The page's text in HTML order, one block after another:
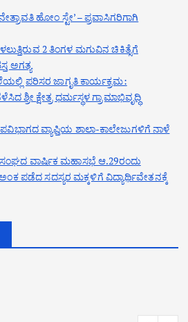
ಹೋಂ ಸ್ಟೇ’ – ಪ್ರವಾಸಿಗರಿಗಾಗಿ
2 ತಿಂಗಳ ಮಗುವಿನ ಚಿಕಿತ್ಸೆಗೆ
ಅಗತ್ಯ
ಪರಿಸರ ಜಾಗೃತಿ ಕಾರ್ಯಕ್ರಮ:
ಶ್ರೀ ಕ್ಷೇತ್ರ ಧರ್ಮಸ್ಥಳ ಗ್ರಾಮಾಭಿವೃದ್ಧಿ
ವ್ಯಾಪ್ತಿಯ ಶಾಲಾ-ಕಾಲೇಜುಗಳಿಗೆ ನಾಳೆ
ವಾರ್ಷಿಕ ಮಹಾಸಭೆ ಆ.29ರಂದು
ಪಡೆದ ಸದಸ್ಯರ ಮಕ್ಕಳಿಗೆ ವಿದ್ಯಾರ್ಥಿವೇತನಕ್ಕೆ